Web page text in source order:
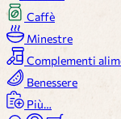
Caffè
Minestre
Complementi
Benessere
Più…